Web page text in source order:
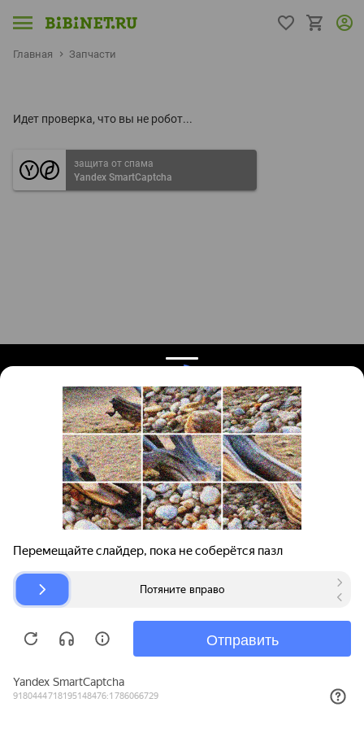
Главная Запчасти
Идет проверка, что вы не робот...
защита от спама
Yandex SmartCaptcha
Поиск запчастей
Для автокомпаний
Авторазборки
О проекте
Помощь
Карта сайта
© bibinet.ru - система поиска запчастей,
Copyright 2010-2026 Все права защищены